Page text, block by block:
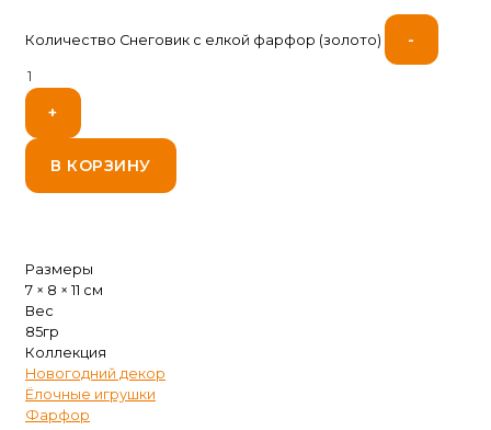
Количество Снеговик с елкой фарфор (золото) -
+
В КОРЗИНУ
Размеры
7 × 8 × 11 см
Вес
85гр
Коллекция
Новогодний декор
Ёлочные игрушки
Фарфор